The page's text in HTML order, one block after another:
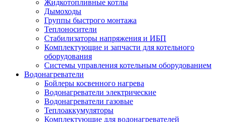
Жидкотопливные котлы
Дымоходы
Группы быстрого монтажа
Теплоносители
Стабилизаторы напряжения и ИБП
Комплектующие и запчасти для котельного
оборудования
Системы управления котельным оборудованием
Водонагреватели
Бойлеры косвенного нагрева
Водонагреватели электрические
Водонагреватели газовые
Теплоаккумуляторы
Комплектующие для водонагревателей